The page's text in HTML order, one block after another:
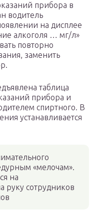
прибора в
водитель
на дисплее
алкоголя … мг/л»
повторно
заменить
таблица
прибора и
спиртного. В
устанавливается
«мелочам».
на
руку сотрудников